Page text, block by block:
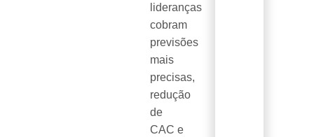
lideranças
cobram
previsões
mais
precisas,
redução
de
CAC e